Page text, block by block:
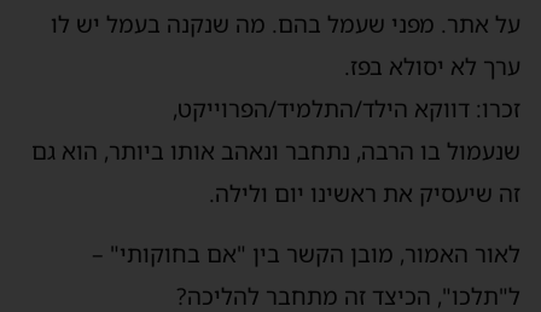
על אתר. מפני שעמל בהם. מה שנקנה בעמל יש לו
ערך לא יסולא בפז.
זכרו: דווקא הילד/התלמיד/הפרוייקט,
שנעמול בו הרבה, נתחבר ונאהב אותו ביותר, הוא גם
זה שיעסיק את ראשינו יום ולילה.
לאור האמור, מובן הקשר בין "אם בחוקותי" –
ל"תלכו", הכיצד זה מתחבר להליכה?